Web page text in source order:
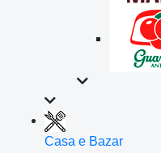
Casa e Bazar